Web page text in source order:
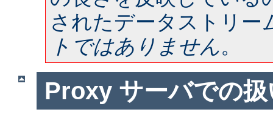
されたデータストリー
トではありません。
Proxy サーバでの扱